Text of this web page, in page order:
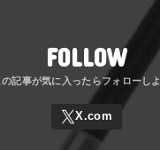
FOLLOW